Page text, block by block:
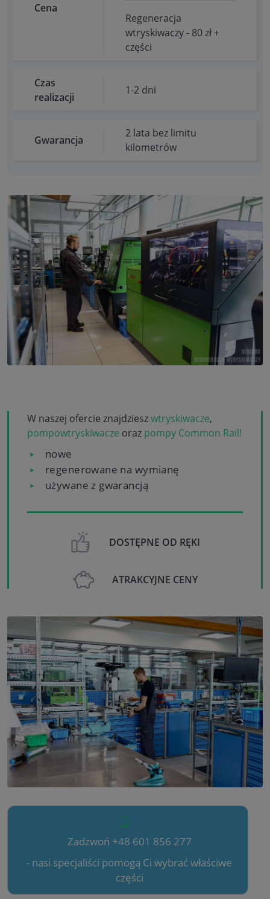
Cena
Regeneracja
wtryskiwaczy - 80 zł +
części
Czas
realizacji
1-2 dni
Gwarancja
2 lata bez limitu
kilometrów
W naszej ofercie znajdzieszwtryskiwacze,
pompowtryskiwacze oraz pompy Common Rail!
nowe
regenerowane na wymianę
używane z gwarancją
DOSTĘPNE OD RĘKI
ATRAKCYJNE CENY
Zadzwoń +48 601 856 277
- nasi specjaliści pomogą Ci wybrać właściwe
części